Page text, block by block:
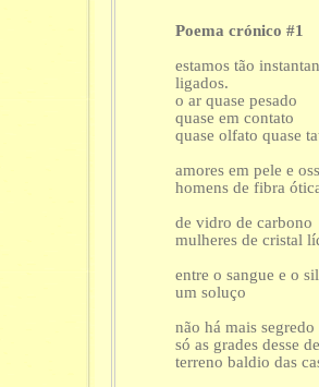
Poema crónico #1
estamos tão
ligados.
o ar quase pesado
quase em contato
quase olfato quase
amores em pele e
homens de fibra
de vidro de carbono
mulheres de cristal
entre o sangue e o
um soluço
não há mais
só as grades desse
terreno baldio das